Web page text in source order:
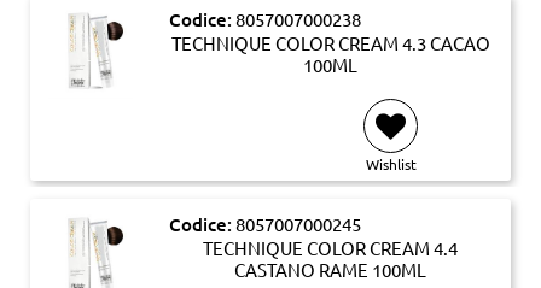
Codice: 8057007000238
TECHNIQUE COLOR CREAM 4.3 CACAO
100ML
Wishlist
Codice: 8057007000245
TECHNIQUE COLOR CREAM 4.4
CASTANO RAME 100ML